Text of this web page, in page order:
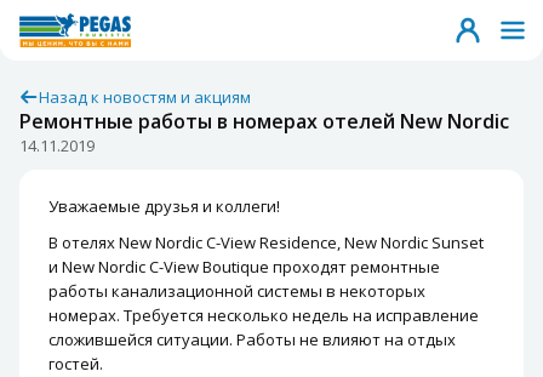
Назад к новостям и акциям
Ремонтные работы в номерах отелей New Nordic
14.11.2019
Уважаемые друзья и коллеги!
В отелях New Nordic C-View Residence, New Nordic Sunset
и New Nordic C-View Boutique проходят ремонтные
работы канализационной системы в некоторых
номерах. Требуется несколько недель на исправление
сложившейся ситуации. Работы не влияют на отдых
гостей.